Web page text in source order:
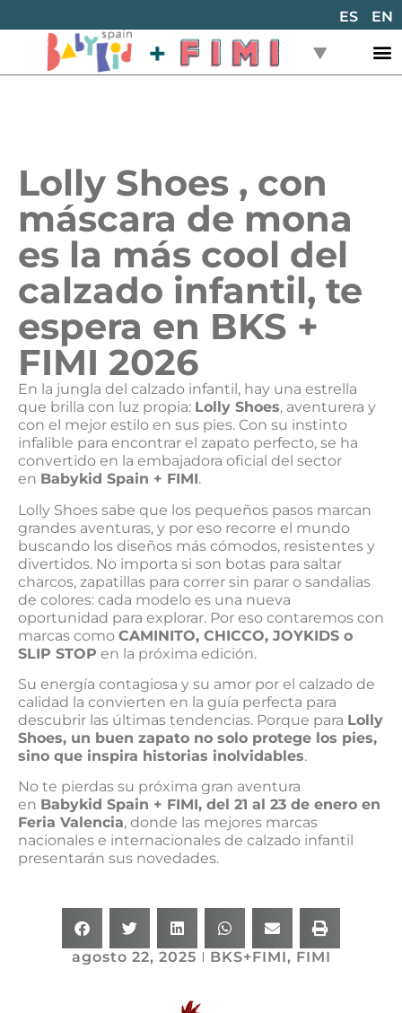
ES EN
agosto 22, 2025 BKS+FIMI, FIMI
Lolly Shoes , con
máscara de mona
es la más cool del
calzado infantil, te
espera en BKS +
FIMI 2026
En la jungla del calzado infantil, hay una estrella
que brilla con luz propia: Lolly Shoes, aventurera y
con el mejor estilo en sus pies. Con su instinto
infalible para encontrar el zapato perfecto, se ha
convertido en la embajadora oficial del sector
en Babykid Spain + FIMI.
Lolly Shoes sabe que los pequeños pasos marcan
grandes aventuras, y por eso recorre el mundo
buscando los diseños más cómodos, resistentes y
divertidos. No importa si son botas para saltar
charcos, zapatillas para correr sin parar o sandalias
de colores: cada modelo es una nueva
oportunidad para explorar. Por eso contaremos con
marcas como CAMINITO, CHICCO, JOYKIDS o
SLIP STOP en la próxima edición.
Su energía contagiosa y su amor por el calzado de
calidad la convierten en la guía perfecta para
descubrir las últimas tendencias. Porque para Lolly
Shoes, un buen zapato no solo protege los pies,
sino que inspira historias inolvidables.
No te pierdas su próxima gran aventura
en Babykid Spain + FIMI, del 21 al 23 de enero en
Feria Valencia, donde las mejores marcas
nacionales e internacionales de calzado infantil
presentarán sus novedades.